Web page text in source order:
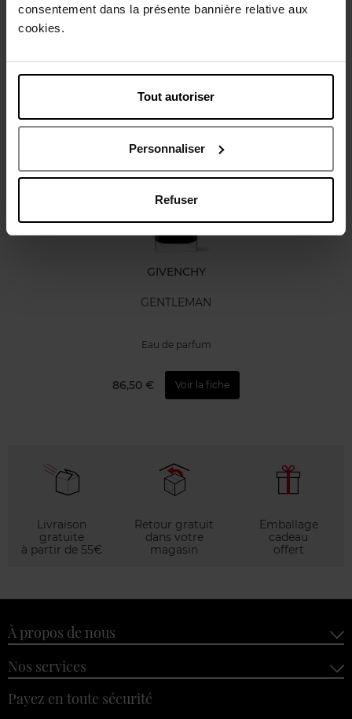
consentement dans la présente bannière relative aux
cookies.
Tout autoriser
Personnaliser
Refuser
Caractéristiques
Avis client
Vous aimerez peut-être
GIVENCHY
GENTLEMAN
Eau de parfum
86,50 € Voir la fiche
Livraison
gratuite
à partir de 55€
Retour gratuit
dans votre
magasin
Emballage
cadeau
offert
À propos de nous
Nos services
Payez en toute sécurité